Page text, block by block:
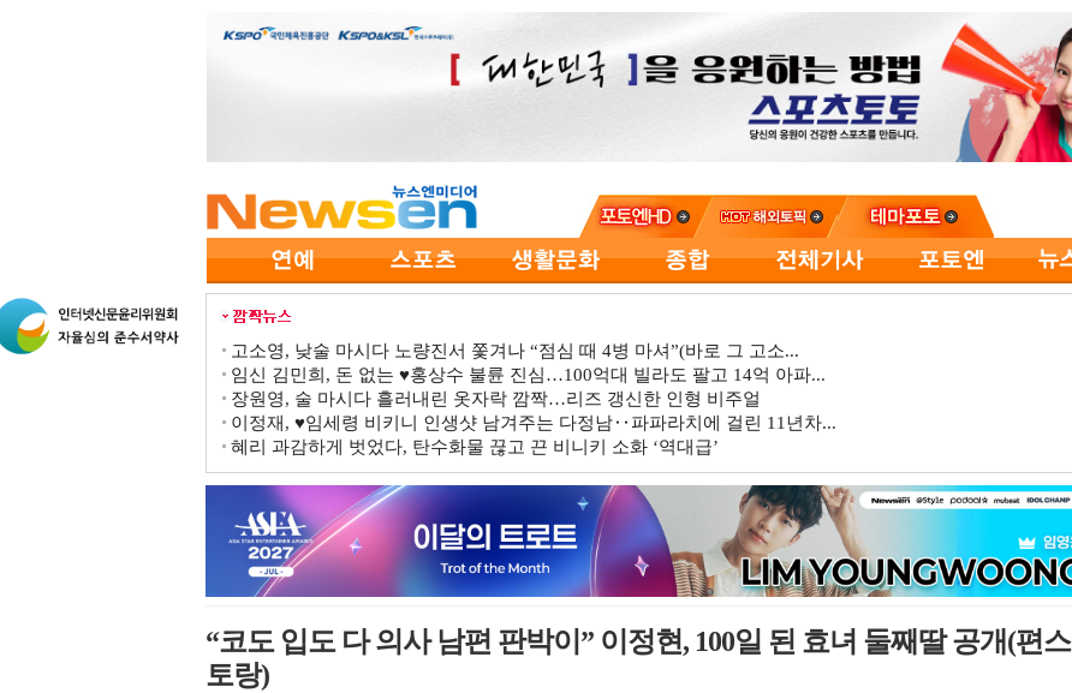
고소영, 낮술 마시다 노량진서 쫓겨나 “점심 때 4병 마셔”(바로 그 고소...
임신 김민희, 돈 없는 ♥홍상수 불륜 진심…100억대 빌라도 팔고 14억 아파...
장원영, 술 마시다 흘러내린 옷자락 깜짝…리즈 갱신한 인형 비주얼
이정재, ♥임세령 비키니 인생샷 남겨주는 다정남‥파파라치에 걸린 11년차...
혜리 과감하게 벗었다, 탄수화물 끊고 끈 비니키 소화 ‘역대급’
“코도 입도 다 의사 남편 판박이” 이정현, 100일 된 효녀 둘째딸 공개(편스
토랑)